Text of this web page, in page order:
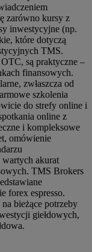
zarówno kursy z
inwestycyjne (np.
które dotyczą
TMS.
są praktyczne –
finansowych.
zwłaszcza od
szkolenia
do strefy online i
online z
i kompleksowe
omówienie
wartych akurat
TMS Brokers
forex espresso.
bieżące potrzeby
giełdowych,